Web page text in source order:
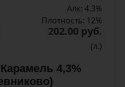
Алк: 4.3%
Плотность: 12%
202.00 руб.
(л.)
4,3%